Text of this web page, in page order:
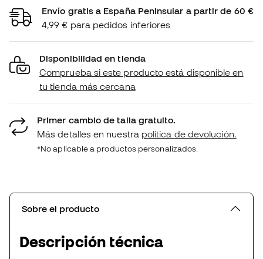
Envío gratis a España Peninsular a partir de 60 €
4,99 € para pedidos inferiores
Disponibilidad en tienda
Comprueba si este producto está disponible en
tu tienda más cercana
Primer cambio de talla gratuito.
Más detalles en nuestra política de devolución.
*No aplicable a productos personalizados.
Sobre el producto
Descripción técnica